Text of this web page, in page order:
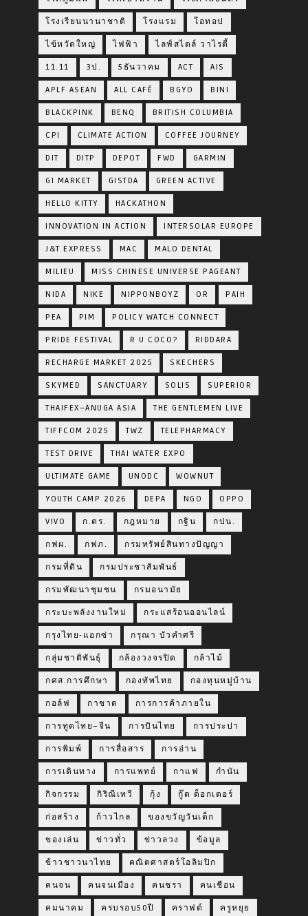
โรงเรียนนานาชาติ โรงแรม โอทอป
ไข้หวัดใหญ่ ไฟฟ้า ไลฟ์สไตล์ วาไรตี้
11.11 3ป. 5ธันวาคม ACT AIS
APLF ASEAN ALL CAFÉ BGYO BINI
BLACKPINK BENQ BRITISH COLUMBIA
CPI CLIMATE ACTION COFFEE JOURNEY
DIT DITP DEPOT FWD GARMIN
GI MARKET GISTDA GREEN ACTIVE
HELLO KITTY HACKATHON
INNOVATION IN ACTION INTERSOLAR EUROPE
J&T EXPRESS MAC MALO DENTAL
MILIEU MISS CHINESE UNIVERSE PAGEANT
NIDA NIKE NIPPONBOYZ OR PAIH
PEA PIM POLICY WATCH CONNECT
PRIDE FESTIVAL R U COCO? RIDDARA
RECHARGE MARKET 2025 SKECHERS
SKYMED SANCTUARY SOLIS SUPERIOR
THAIFEX–ANUGA ASIA THE GENTLEMEN LIVE
TIFFCOM 2025 TWZ TELEPHARMACY
TEST DRIVE THAI WATER EXPO
ULTIMATE GAME UNODC WOWNUT
YOUTH CAMP 2026 DEPA NGO OPPO
VIVO ก.ตร. กฎหมาย กฐิน กปน.
กฟผ. กฟภ. กรมทรัพย์สินทางปัญญา
กรมที่ดิน กรมประชาสัมพันธ์
กรมพัฒนาชุมชน กรมอนามัย
กระบะพลังงานใหม่ กระแสร้อนออนไลน์
กรุงไทย-แอกซ่า กรุณา บัวคำศรี
กลุ่มชาติพันธุ์ กล้องวงจรปิด กล้าไม้
กศส.การศึกษา กองทัพไทย กองทุนหมู่บ้าน
กอล์ฟ กาชาด การการค้าภายใน
การทูตไทย–จีน การบินไทย การประปา
การพิมพ์ การสื่อสาร การอ่าน
การเดินทาง การแพทย์ กาแฟ กำนัน
กิจกรรม กิริณีเทวี กุ้ง กู๊ด ด็อกเตอร์
ก่อสร้าง ก้าวไกล ของขวัญวันเด็ก
ของเล่น ข่าวทั่ว ข่าวลวง ข้อมูล
ข้าวชาวนาไทย คณิตศาสตร์โอลิมปิก
คนจน คนจนเมือง คนชรา คนเชือน
คมนาคม ครบรอบ50ปี คราฟต์ ครูหยุย